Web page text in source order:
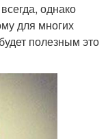
однако
для многих
полезным это